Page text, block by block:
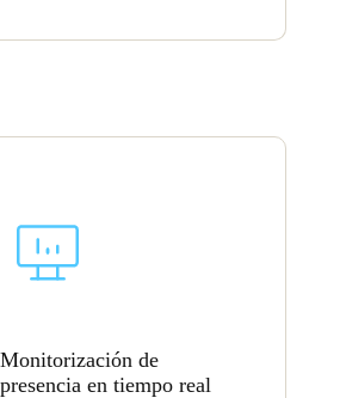
Monitorización de
presencia en tiempo real